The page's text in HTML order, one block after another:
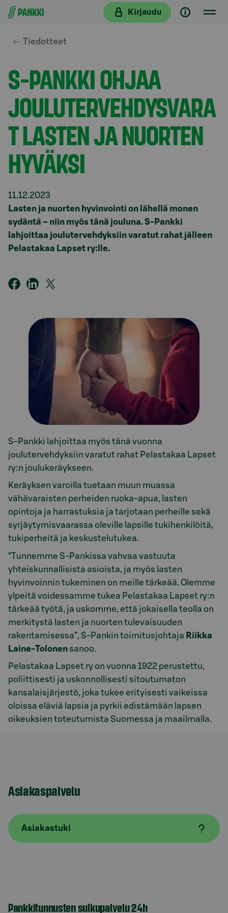
Siirry suoraan sisältöön
Kirjaudu
Tiedotteet
S-PANKKI OHJAA
JOULUTERVEHDYSVARA
T LASTEN JA NUORTEN
HYVÄKSI
11.12.2023
Lasten ja nuorten hyvinvointi on lähellä monen
sydäntä – niin myös tänä jouluna. S-Pankki
lahjoittaa joulutervehdyksiin varatut rahat jälleen
Pelastakaa Lapset ry:lle.
S-Pankki lahjoittaa myös tänä vuonna
joulutervehdyksiin varatut rahat Pelastakaa Lapset
ry:n joulukeräykseen.
Keräyksen varoilla tuetaan muun muassa
vähävaraisten perheiden ruoka-apua, lasten
opintoja ja harrastuksia ja tarjotaan perheille sekä
syrjäytymisvaarassa oleville lapsille tukihenkilöitä,
tukiperheitä ja keskustelutukea.
“Tunnemme S-Pankissa vahvaa vastuuta
yhteiskunnallisista asioista, ja myös lasten
hyvinvoinnin tukeminen on meille tärkeää. Olemme
ylpeitä voidessamme tukea Pelastakaa Lapset ry:n
tärkeää työtä, ja uskomme, että jokaisella teolla on
merkitystä lasten ja nuorten tulevaisuuden
rakentamisessa”, S-Pankin toimitusjohtaja Riikka
Laine-Tolonensanoo.
Pelastakaa Lapset ry on vuonna 1922 perustettu,
poliittisesti ja uskonnollisesti sitoutumaton
kansalaisjärjestö, joka tukee erityisesti vaikeissa
oloissa eläviä lapsia ja pyrkii edistämään lapsen
oikeuksien toteutumista Suomessa ja maailmalla.
Asiakaspalvelu
Asiakastuki
Pankkitunnusten sulkupalvelu 24h